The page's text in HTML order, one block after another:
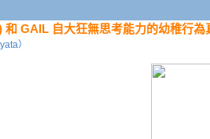
GAIL 自大狂無思考能力的幼稚行為
）